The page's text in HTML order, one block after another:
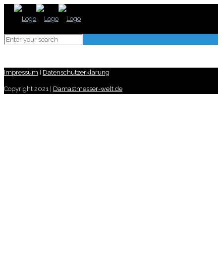
Impressum I Datenschutzerklärung
Copyright 2021 | Damastmesser-welt.de